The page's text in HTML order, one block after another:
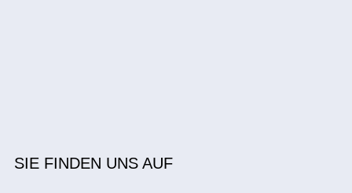
SIE FINDEN UNS AUF